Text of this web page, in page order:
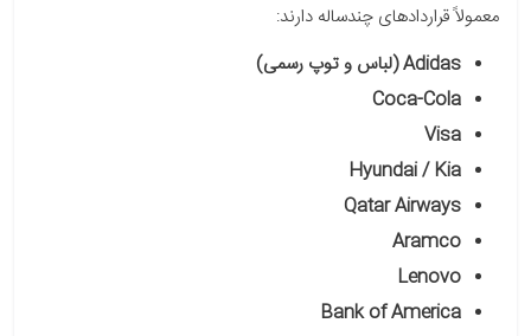
معمولاً قراردادهای چندساله دارند:
Adidas (لباس و توپ رسمی)
Coca-Cola
Visa
Hyundai / Kia
Qatar Airways
Aramco
Lenovo
Bank of America